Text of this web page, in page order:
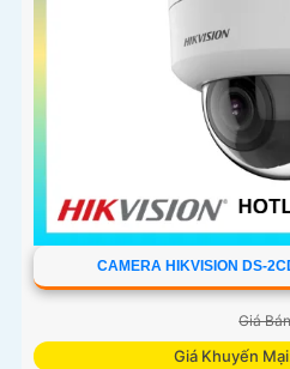
CAMERA HIKVISION DS-
Giá
Giá Khuyến